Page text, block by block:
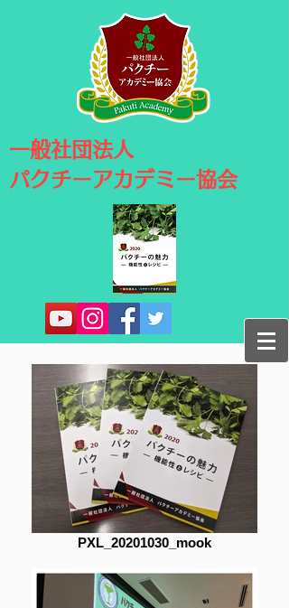
​一般社団法人
パクチーアカデミー協会
PXL_20201030_mook